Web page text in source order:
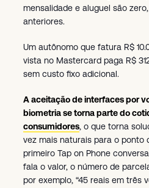
mensalidade e aluguel são
anteriores.
Um autônomo que fatura R$
vista no Mastercard paga R$
sem custo fixo adicional.
A aceitação de interfaces por
biometria se torna parte do
consumidores, o que torna
vez mais naturais para o ponto
primeiro Tap on Phone
fala o valor, o número de
por exemplo, “45 reais em três